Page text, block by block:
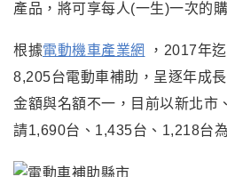
產品，將可享每人(一生)一次的
根據電動機車產業網 ， 2017年
8,205台電動車補助，呈逐年成長
金額與名額不一，目前以新北市
請1,690台、1,435台、1,218台